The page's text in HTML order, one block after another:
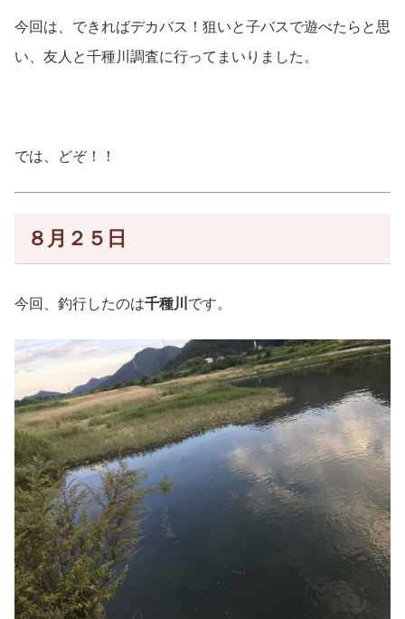
今回は、できればデカバス！狙いと子バスで遊べたらと思
い、友人と千種川調査に行ってまいりました。
では、どぞ！！
８月２５日
今回、釣行したのは千種川 です。